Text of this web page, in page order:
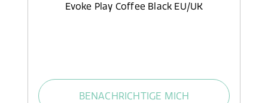
Evoke Play Coffee Black EU/UK
BENACHRICHTIGE MICH